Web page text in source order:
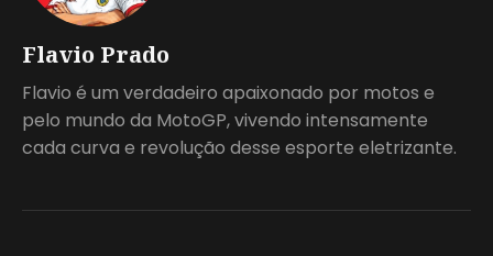
Flavio Prado
Flavio é um verdadeiro apaixonado por motos e
pelo mundo da MotoGP, vivendo intensamente
cada curva e revolução desse esporte eletrizante.